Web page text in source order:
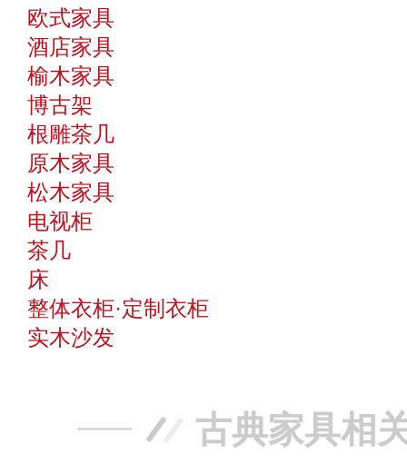
欧式家具
酒店家具
榆木家具
博古架
根雕茶几
原木家具
松木家具
电视柜
茶几
床
整体衣柜·定制衣柜
实木沙发
古典家具相